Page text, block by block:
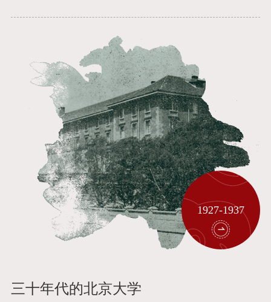
1927-1937
三十年代的北京大学